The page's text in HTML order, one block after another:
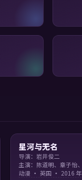
星河与无名
导演：岩井俊二
动漫 · 英国 · 2016 年